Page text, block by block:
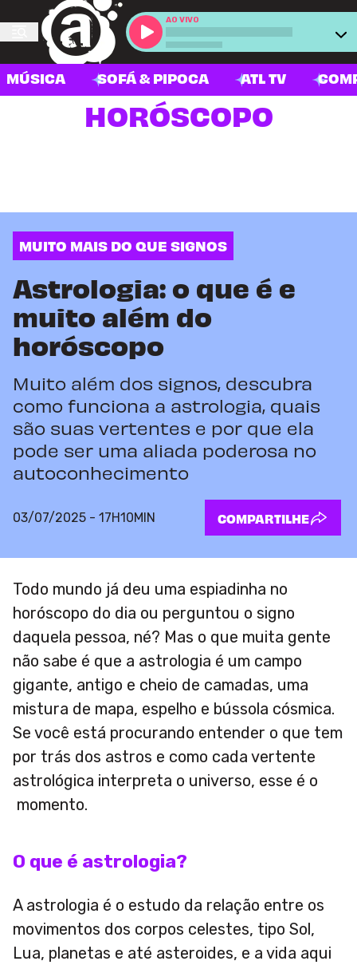
AO VIVO
MÚSICA SOFÁ & PIPOCA ATL TV
HORÓSCOPO
MUITO MAIS DO QUE SIGNOS
Astrologia: o que é e
muito além do
horóscopo
Muito além dos signos, descubra
como funciona a astrologia, quais
são suas vertentes e por que ela
pode ser uma aliada poderosa no
autoconhecimento
03/07/2025 - 17H10MIN COMPARTILHE
Todo mundo já deu uma espiadinha no
horóscopo do dia ou perguntou o signo
daquela pessoa, né? Mas o que muita gente
não sabe é que a astrologia é um campo
gigante, antigo e cheio de camadas, uma
mistura de mapa, espelho e bússola cósmica.
Se você está procurando entender o que tem
por trás dos astros e como cada vertente
astrológica interpreta o universo, esse é o
momento.
O que é astrologia?
A astrologia é o estudo da relação entre os
movimentos dos corpos celestes, tipo Sol,
Lua, planetas e até asteroides, e a vida aqui